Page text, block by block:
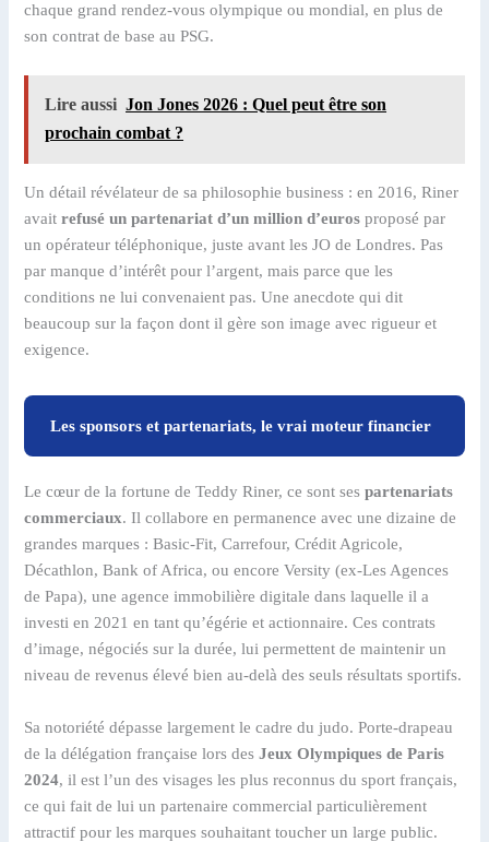
chaque grand rendez-vous olympique ou mondial, en plus de
son contrat de base au PSG.
Lire aussi Jon Jones 2026 : Quel peut être son
prochain combat ?
Un détail révélateur de sa philosophie business : en 2016, Riner
avaitrefusé un partenariat d’un million d’euros proposé par
un opérateur téléphonique, juste avant les JO de Londres. Pas
par manque d’intérêt pour l’argent, mais parce que les
conditions ne lui convenaient pas. Une anecdote qui dit
beaucoup sur la façon dont il gère son image avec rigueur et
exigence.
Les sponsors et partenariats, le vrai moteur financier
Le cœur de la fortune de Teddy Riner, ce sont sespartenariats
commerciaux. Il collabore en permanence avec une dizaine de
grandes marques : Basic-Fit, Carrefour, Crédit Agricole,
Décathlon, Bank of Africa, ou encore Versity (ex-Les Agences
de Papa), une agence immobilière digitale dans laquelle il a
investi en 2021 en tant qu’égérie et actionnaire. Ces contrats
d’image, négociés sur la durée, lui permettent de maintenir un
niveau de revenus élevé bien au-delà des seuls résultats sportifs.
Sa notoriété dépasse largement le cadre du judo. Porte-drapeau
de la délégation française lors desJeux Olympiques de Paris
2024, il est l’un des visages les plus reconnus du sport français,
ce qui fait de lui un partenaire commercial particulièrement
attractif pour les marques souhaitant toucher un large public.